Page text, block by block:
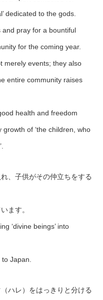
dedicated to the gods.
pray for a bountiful
for the coming year.
merely events; they also
entire community raises
health and freedom
growth of ‘the children, who
、子供がその仲立ちをする
ます。
‘divine beings’ into
Japan.
ハレ）をはっきりと分ける